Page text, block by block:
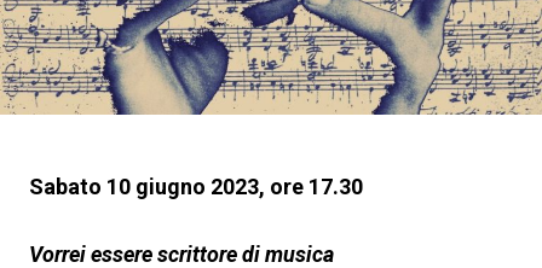
Sabato 10 giugno 2023, ore 17.30
Vorrei essere scrittore di musica